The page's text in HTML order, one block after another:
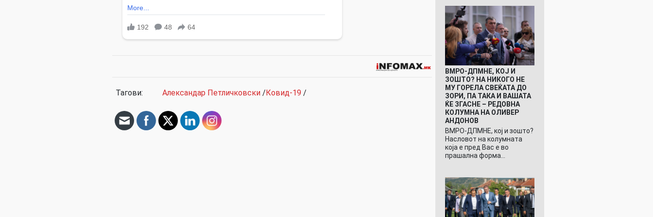
Тагови: Александар Петличковски / Ковид-19 /
ВМРО-ДПМНЕ, КОЈ И
ЗОШТО? НА НИКОГО НЕ
МУ ГОРЕЛА СВЕЌАТА ДО
ЗОРИ, ПА ТАКА И ВАШАТА
ЌЕ ЗГАСНЕ – РЕДОВНА
КОЛУМНА НА ОЛИВЕР
АНДОНОВ
ВМРО-ДПМНЕ, кој и зошто?
Насловот на колумната
која е пред Вас е во
прашална форма…